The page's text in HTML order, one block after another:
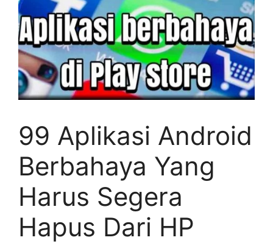
99 Aplikasi Android
Berbahaya Yang
Harus Segera
Hapus Dari HP